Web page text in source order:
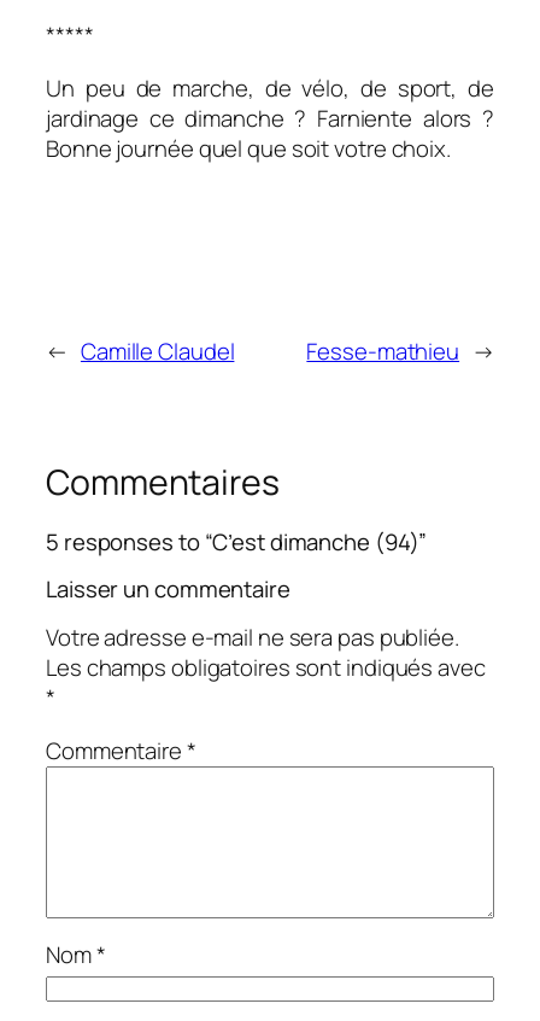
*****
Un peu de marche, de vélo, de sport, de
jardinage ce dimanche ? Farniente alors ?
Bonne journée quel que soit votre choix.
← Camille Claudel Fesse-mathieu →
Commentaires
5 responses to “C’est dimanche (94)”
Laisser un commentaire
Votre adresse e-mail ne sera pas publiée.
Les champs obligatoires sont indiqués avec
*
Commentaire*
Nom*